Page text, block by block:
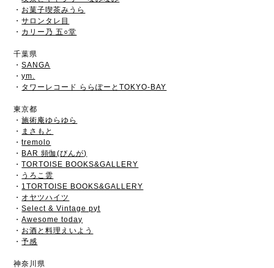
・ お菓子喫茶みうら
・サロンタレ目
・ カリー乃 五○堂
千葉県
・SANGA
・ym.
・ タワーレコード ららぽーとTOKYO-BAY
東京都
・施術庵ゆらゆら
・
まさもと
・tremolo
・ BAR 頻伽(びんが)
・TORTOISE BOOKS&GALLERY
・
うろこ雲
・ 1TORTOISE BOOKS&GALLERY
・ オヤツハイツ
・Select & Vintage pyt
・Awesome today
・ お酒と料理えいよう
・予感
神奈川県